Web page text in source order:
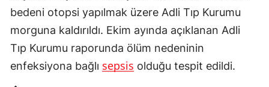
bedeni otopsi yapılmak üzere Adli Tıp Kurumu
morguna kaldırıldı. Ekim ayında açıklanan Adli
Tıp Kurumu raporunda ölüm nedeninin
enfeksiyona bağlı sepsis olduğu tespit edildi.